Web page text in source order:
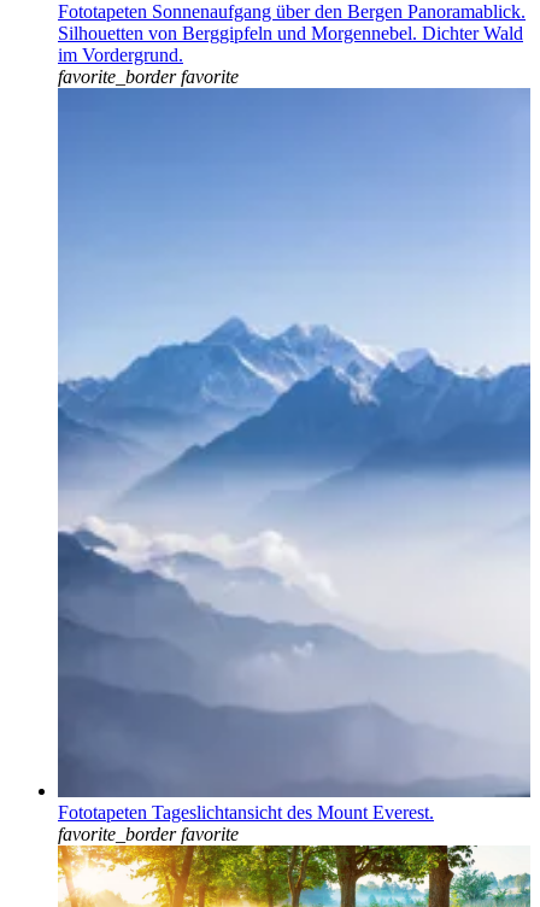
Fototapeten Sonnenaufgang über den Bergen Panoramablick.
Silhouetten von Berggipfeln und Morgennebel. Dichter Wald
im Vordergrund.
favorite_border favorite
Fototapeten Tageslichtansicht des Mount Everest.
favorite_border favorite